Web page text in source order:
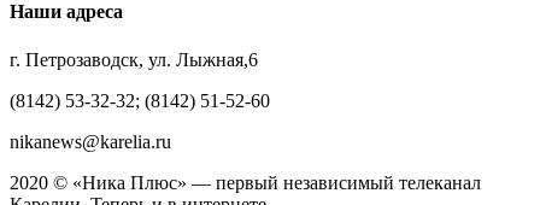
Наши адреса
г. Петрозаводск, ул. Лыжная,6
(8142) 53-32-32; (8142) 51-52-60
nikanews@karelia.ru
2020 © «Ника Плюс» — первый независимый телеканал